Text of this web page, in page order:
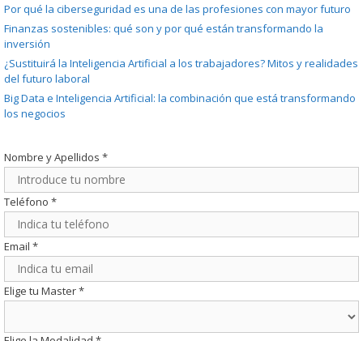
Por qué la ciberseguridad es una de las profesiones con mayor futuro
Finanzas sostenibles: qué son y por qué están transformando la
inversión
¿Sustituirá la Inteligencia Artificial a los trabajadores? Mitos y realidades
del futuro laboral
Big Data e Inteligencia Artificial: la combinación que está transformando
los negocios
Nombre y Apellidos *
Teléfono *
Email *
Elige tu Master*